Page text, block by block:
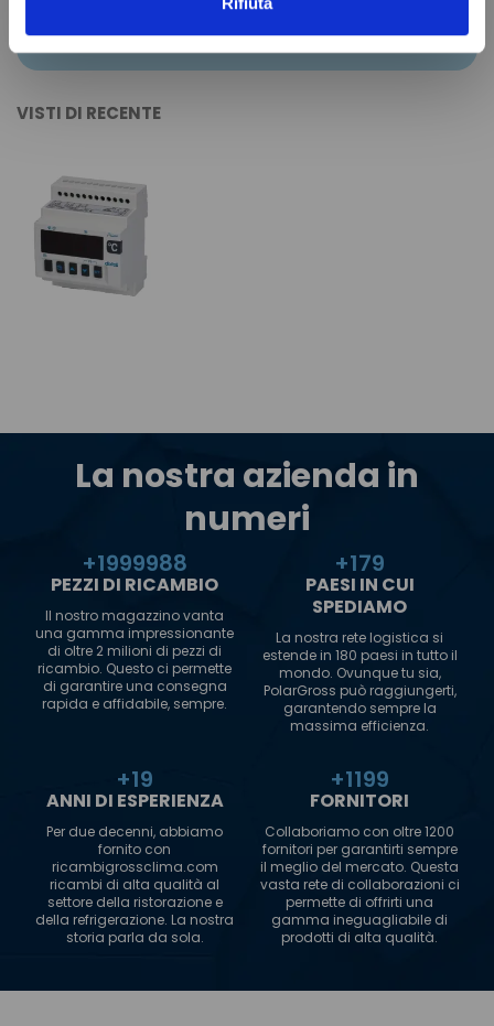
VISTI DI RECENTE
La nostra azienda in
numeri
+2000000
PEZZI DI RICAMBIO
Il nostro magazzino vanta
una gamma impressionante
di oltre 2 milioni di pezzi di
ricambio. Questo ci permette
di garantire una consegna
rapida e affidabile, sempre.
+180
PAESI IN CUI
SPEDIAMO
La nostra rete logistica si
estende in 180 paesi in tutto il
mondo. Ovunque tu sia,
PolarGross può raggiungerti,
garantendo sempre la
massima efficienza.
+20
ANNI DI ESPERIENZA
Per due decenni, abbiamo
fornito con
ricambigrossclima.com
ricambi di alta qualità al
settore della ristorazione e
della refrigerazione. La nostra
storia parla da sola.
+1200
FORNITORI
Collaboriamo con oltre 1200
fornitori per garantirti sempre
il meglio del mercato. Questa
vasta rete di collaborazioni ci
permette di offrirti una
gamma ineguagliabile di
prodotti di alta qualità.